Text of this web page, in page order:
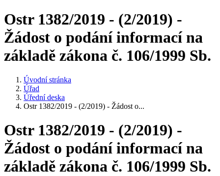
Ostr 1382/2019 - (2/2019) -
Žádost o podání informací na
základě zákona č. 106/1999 Sb.
Úvodní stránka
Úřad
Úřední deska
Ostr 1382/2019 - (2/2019) - Žádost o...
Ostr 1382/2019 - (2/2019) -
Žádost o podání informací na
základě zákona č. 106/1999 Sb.